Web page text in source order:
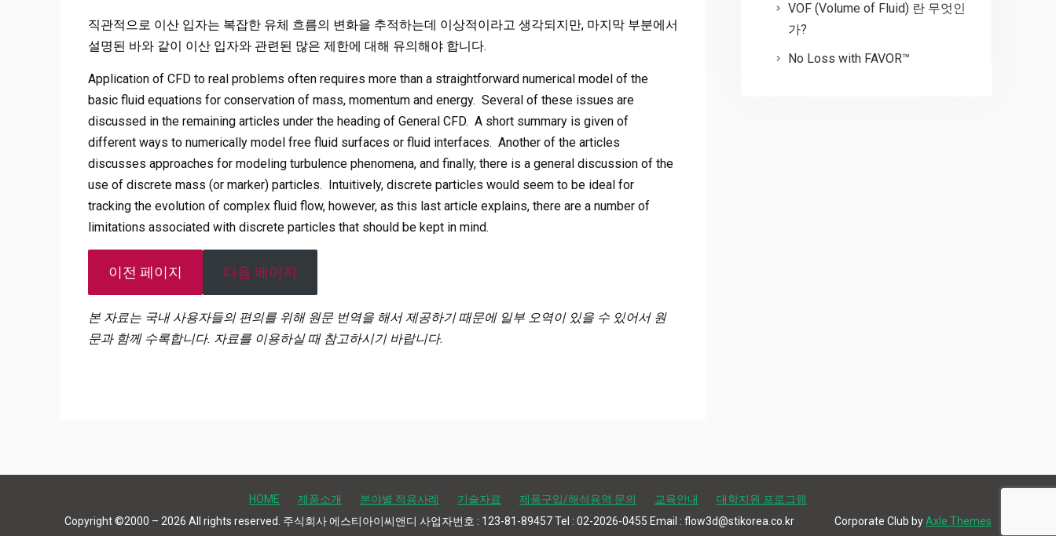
직관적으로 이산 입자는 복잡한 유체 흐름의 변화을 추적하는데 이상적이라고 생각되지만, 마지막 부분에서
설명된 바와 같이 이산 입자와 관련된 많은 제한에 대해 유의해야 합니다.
Application of CFD to real problems often requires more than a straightforward numerical model of the
basic fluid equations for conservation of mass, momentum and energy. Several of these issues are
discussed in the remaining articles under the heading of General CFD. A short summary is given of
different ways to numerically model free fluid surfaces or fluid interfaces. Another of the articles
discusses approaches for modeling turbulence phenomena, and finally, there is a general discussion of the
use of discrete mass (or marker) particles. Intuitively, discrete particles would seem to be ideal for
tracking the evolution of complex fluid flow, however, as this last article explains, there are a number of
limitations associated with discrete particles that should be kept in mind.
이전 페이지 다음 페이지
본 자료는 국내 사용자들의 편의를 위해 원문 번역을 해서 제공하기 때문에 일부 오역이 있을 수 있어서 원
문과 함께 수록합니다. 자료를 이용하실 때 참고하시기 바랍니다.
VOF (Volume of Fluid) 란 무엇인
가?
No Loss with FAVOR™
HOME 제품소개 분야별 적용사례 기술자료 제품구입/해석용역 문의 교육안내
대학지원 프로그램
Copyright ©2000 – 2026 All rights reserved. 주식회사 에스티아이씨앤디 사업자번호 : 123-81-89457 Tel : 02-2026-0455 Email : flow3d@stikorea.co.kr
Corporate Club byAxle Themes